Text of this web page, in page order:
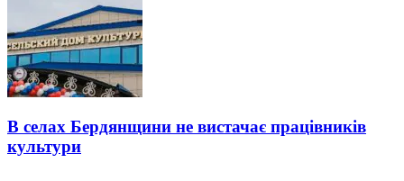
В селах Бердянщини не вистачає працівників
культури